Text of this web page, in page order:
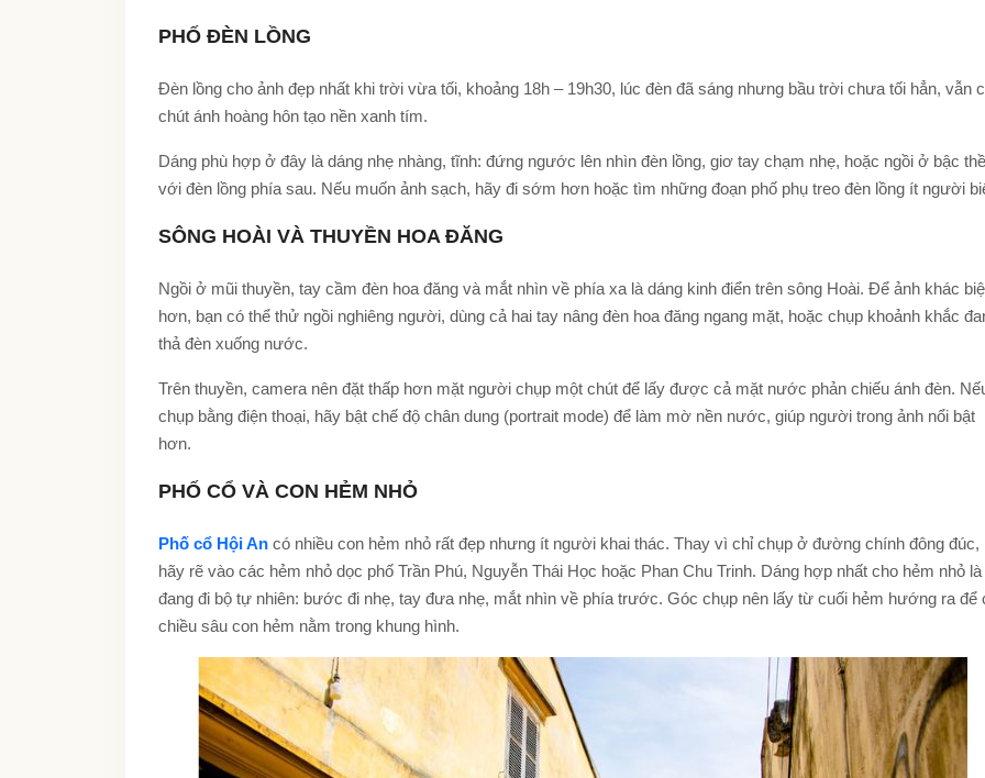
PHỐ ĐÈN LỒNG
Đèn lồng cho ảnh đẹp nhất khi trời vừa tối, khoảng 18h – 19h30, lúc đèn đã sáng nhưng bầu trời chưa tối hẳn, vẫn
chút ánh hoàng hôn tạo nền xanh tím.
Dáng phù hợp ở đây là dáng nhẹ nhàng, tĩnh: đứng ngước lên nhìn đèn lồng, giơ tay chạm nhẹ, hoặc ngồi ở bậc
với đèn lồng phía sau. Nếu muốn ảnh sạch, hãy đi sớm hơn hoặc tìm những đoạn phố phụ treo đèn lồng ít người
SÔNG HOÀI VÀ THUYỀN HOA ĐĂNG
Ngồi ở mũi thuyền, tay cầm đèn hoa đăng và mắt nhìn về phía xa là dáng kinh điển trên sông Hoài. Để ảnh khác
hơn, bạn có thể thử ngồi nghiêng người, dùng cả hai tay nâng đèn hoa đăng ngang mặt, hoặc chụp khoảnh khắc
thả đèn xuống nước.
Trên thuyền, camera nên đặt thấp hơn mặt người chụp một chút để lấy được cả mặt nước phản chiếu ánh đèn.
chụp bằng điện thoại, hãy bật chế độ chân dung (portrait mode) để làm mờ nền nước, giúp người trong ảnh nổi bật
hơn.
PHỐ CỔ VÀ CON HẺM NHỎ
Phố cổ Hội An có nhiều con hẻm nhỏ rất đẹp nhưng ít người khai thác. Thay vì chỉ chụp ở đường chính đông đúc,
hãy rẽ vào các hẻm nhỏ dọc phố Trần Phú, Nguyễn Thái Học hoặc Phan Chu Trinh. Dáng hợp nhất cho hẻm nhỏ là
đang đi bộ tự nhiên: bước đi nhẹ, tay đưa nhẹ, mắt nhìn về phía trước. Góc chụp nên lấy từ cuối hẻm hướng ra để
chiều sâu con hẻm nằm trong khung hình.